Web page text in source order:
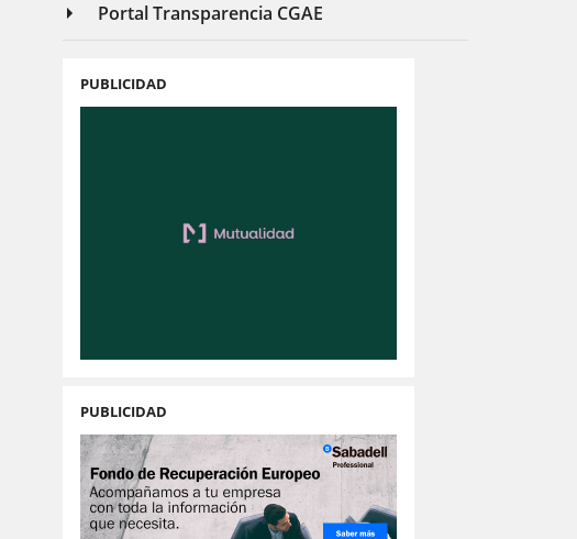
Portal Transparencia CGAE
PUBLICIDAD
PUBLICIDAD